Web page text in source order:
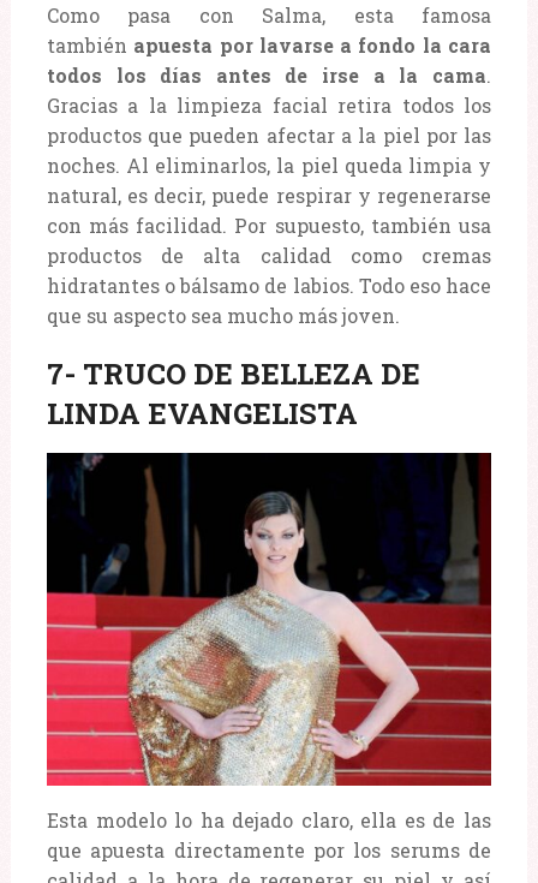
Como pasa con Salma, esta famosa
también apuesta por lavarse a fondo la cara
todos los días antes de irse a la cama.
Gracias a la limpieza facial retira todos los
productos que pueden afectar a la piel por las
noches. Al eliminarlos, la piel queda limpia y
natural, es decir, puede respirar y regenerarse
con más facilidad. Por supuesto, también usa
productos de alta calidad como cremas
hidratantes o bálsamo de labios. Todo eso hace
que su aspecto sea mucho más joven.
7- TRUCO DE BELLEZA DE
LINDA EVANGELISTA
Esta modelo lo ha dejado claro, ella es de las
que apuesta directamente por los serums de